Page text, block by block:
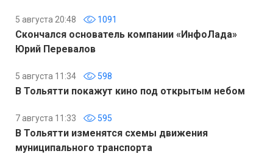
5 августа 20:48 1091
Скончался основатель компании «ИнфоЛада»
Юрий Перевалов
5 августа 11:34 598
В Тольятти покажут кино под открытым небом
7 августа 11:33 595
В Тольятти изменятся схемы движения
муниципального транспорта